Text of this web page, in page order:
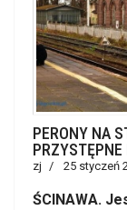
PERONY NA
zj 25 styczeń
ŚCINAWA.